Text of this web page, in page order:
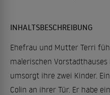
INHALTSBESCHREIBUNG
Ehefrau und Mutter Terri
malerischen Vorstadthauses
umsorgt ihre zwei Kinder.
Colin an ihrer Tür. Er habe